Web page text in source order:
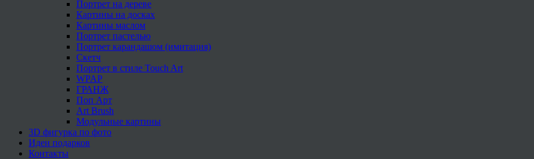
Портрет на дереве
Картины на досках
Картины маслом
Портрет пастелью
Портрет карандашом (имитация)
Скетч
Портрет в стиле Touch Art
WPAP
ГРАНЖ
Поп Арт
Art Brush
Модульные картины
3D фигурка по фото
Идеи подарков
Контакты